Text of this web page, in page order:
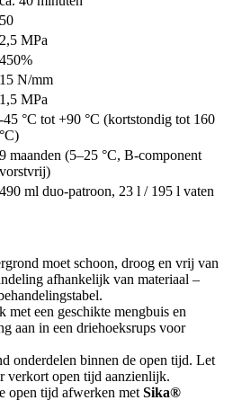
50
2,5 MPa
450%
15 N/mm
1,5 MPa
-45 °C tot +90 °C (kortstondig tot 160
°C)
9 maanden (5–25 °C, B-component
vorstvrij)
490 ml duo-patroon, 23 l / 195 l vaten
moet schoon, droog en vrij van
afhankelijk van materiaal –
met een geschikte mengbuis en
aan in een driehoeksrups voor
onderdelen binnen de open tijd. Let
verkort open tijd aanzienlijk.
open tijd afwerken met Sika®